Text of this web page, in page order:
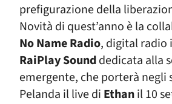
prefigurazione della
Novità di quest’anno è la
No Name Radio, digital radio
RaiPlay Sounddedicata alla
emergente, che porterà negli
Pelanda il live di Ethanil 10